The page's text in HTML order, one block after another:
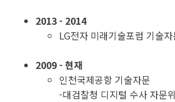
2013 - 2014
LG전자 미래기술포럼 기술자
2009 - 현재
인천국제공항 기술자문
-대검찰청 디지털 수사 자문